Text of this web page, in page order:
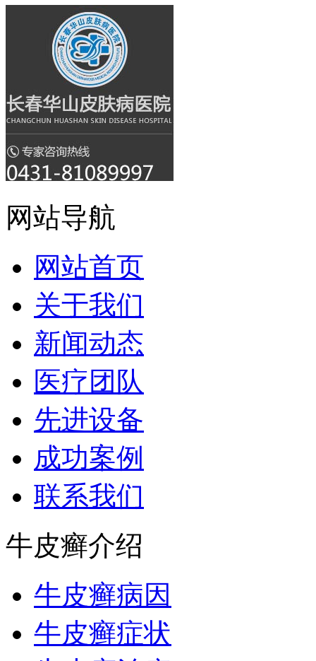
网站导航
网站首页
关于我们
新闻动态
医疗团队
先进设备
成功案例
联系我们
牛皮癣介绍
牛皮癣病因
牛皮癣症状